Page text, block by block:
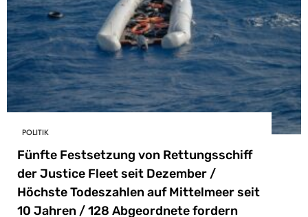
POLITIK
Fünfte Festsetzung von Rettungsschiff
der Justice Fleet seit Dezember /
Höchste Todeszahlen auf Mittelmeer seit
10 Jahren / 128 Abgeordnete fordern